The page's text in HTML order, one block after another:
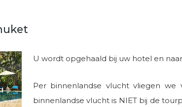
U wordt opgehaald bij uw hotel en
Per binnenlandse vlucht vliegen
binnenlandse vlucht is NIET bij de